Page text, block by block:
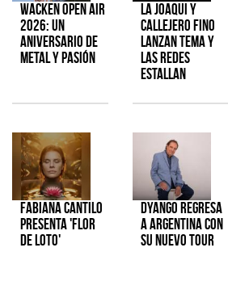
Wacken Open Air
2026: Un
aniversario de
metal y pasión
La Joaqui y
Callejero Fino
lanzan tema y
las redes
estallan
Fabiana Cantilo
presenta 'Flor
de Loto'
Dyango regresa
a Argentina con
su nuevo tour